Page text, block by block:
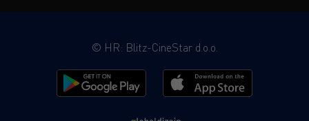
© HR: Blitz-CineStar d.o.o.